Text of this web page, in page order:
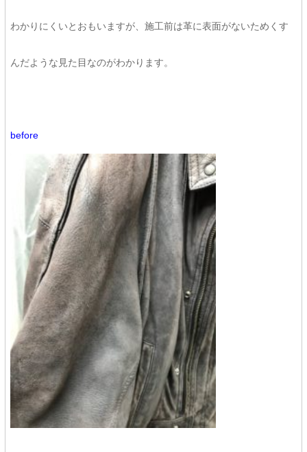
わかりにくいとおもいますが、施工前は革に表面がないためくす
んだような見た目なのがわかります。
before